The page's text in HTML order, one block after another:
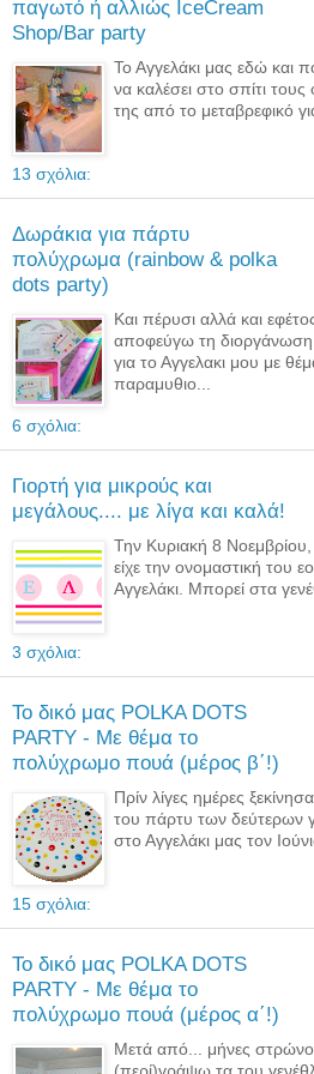
παγωτό ή αλλιώς IceCream
Shop/Bar party
Το Αγγελάκι μας εδώ και
να καλέσει στο σπίτι
της από το μεταβρεφικό
13 σχόλια:
Δωράκια για πάρτυ
πολύχρωμα (rainbow & polka
dots party)
Και πέρυσι αλλά και
αποφεύγω τη διοργάνωση
για το Αγγελακι μου με
παραμυθιο...
6 σχόλια:
Γιορτή για μικρούς και
μεγάλους.... με λίγα και καλά!
Την Κυριακή 8
είχε την ονομαστική του
Αγγελάκι. Μπορεί στα
3 σχόλια:
Το δικό μας POLKA DOTS
PARTY - Με θέμα το
πολύχρωμο πουά (μέρος β΄!)
Πρίν λίγες ημέρες
του πάρτυ των δεύτερων
στο Αγγελάκι μας τον
15 σχόλια:
Το δικό μας POLKA DOTS
PARTY - Με θέμα το
πολύχρωμο πουά (μέρος α΄!)
Μετά από... μήνες
(περί)γράψω τα του